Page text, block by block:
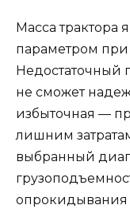
Масса трактора
параметром
Недостаточный
не сможет
избыточная —
лишним
выбранный
опрокидывания